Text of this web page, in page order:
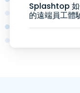
Splashtop 如
的遠端員工體